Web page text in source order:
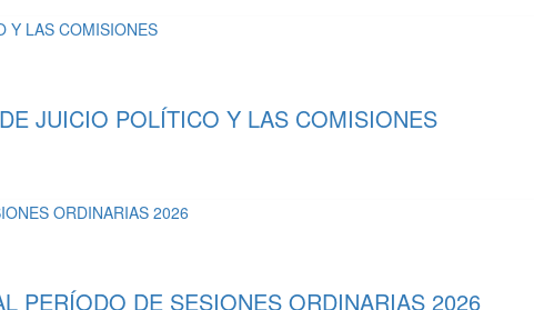
JUICIO POLÍTICO Y LAS COMISIONES
PERÍODO DE SESIONES ORDINARIAS 2026